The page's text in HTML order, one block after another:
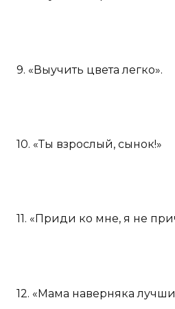
9. «Выучить цвета легко».
10. «Ты взрослый, сынок!»
11. «Приди ко мне, я не
12. «Мама наверняка